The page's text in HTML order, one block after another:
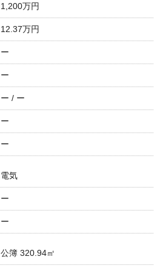
1,200万円
12.37万円
ー
ー
ー / ー
ー
ー
電気
ー
ー
公簿 320.94㎡